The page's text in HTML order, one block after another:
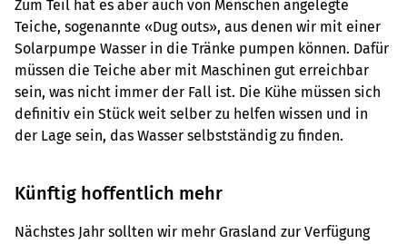
Zum Teil hat es aber auch von Menschen angelegte
Teiche, sogenannte «Dug outs», aus denen wir mit einer
Solarpumpe Wasser in die Tränke pumpen können. Dafür
müssen die Teiche aber mit Maschinen gut erreichbar
sein, was nicht immer der Fall ist. Die Kühe müssen sich
definitiv ein Stück weit selber zu helfen wissen und in
der Lage sein, das Wasser selbstständig zu finden.
Künftig hoffentlich mehr
Nächstes Jahr sollten wir mehr Grasland zur Verfügung